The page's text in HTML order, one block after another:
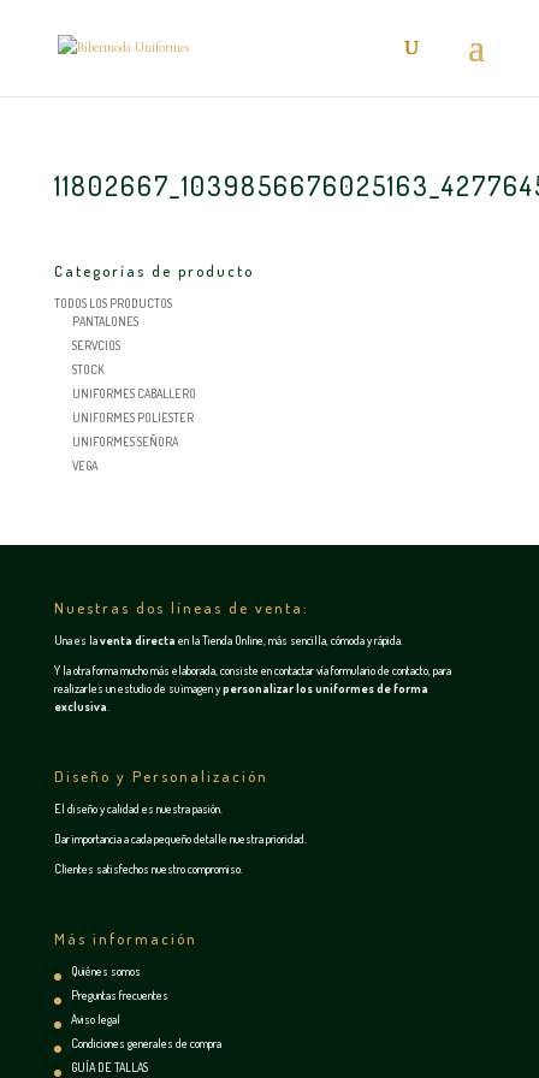
Categorías de producto
TODOS LOS PRODUCTOS
PANTALONES
SERVCIOS
STOCK
UNIFORMES CABALLERO
UNIFORMES POLIESTER
UNIFORMES SEÑORA
VEGA
Nuestras dos líneas de venta:
Una es laventa directa en laTienda Online , más sencilla, cómoda y rápida.
Y la otra forma mucho más elaborada, consiste en contactar víaformulario de contacto, para
realizarles un estudio de su imagen ypersonalizar los uniformes de forma
exclusiva
Diseño y Personalización
El diseño y calidad es nuestra pasión.
Dar importancia a cada pequeño detalle nuestra prioridad.
Clientes satisfechos nuestro compromiso.
Más información
Quiénes somos
Preguntas frecuentes
Aviso legal
Condiciones generales de compra
GUÍA DE TALLAS